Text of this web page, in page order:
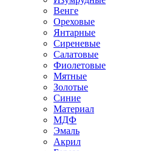
Венге
Ореховые
Янтарные
Сиреневые
Салатовые
Фиолетовые
Мятные
Золотые
Синие
Материал
МДФ
Эмаль
Акрил